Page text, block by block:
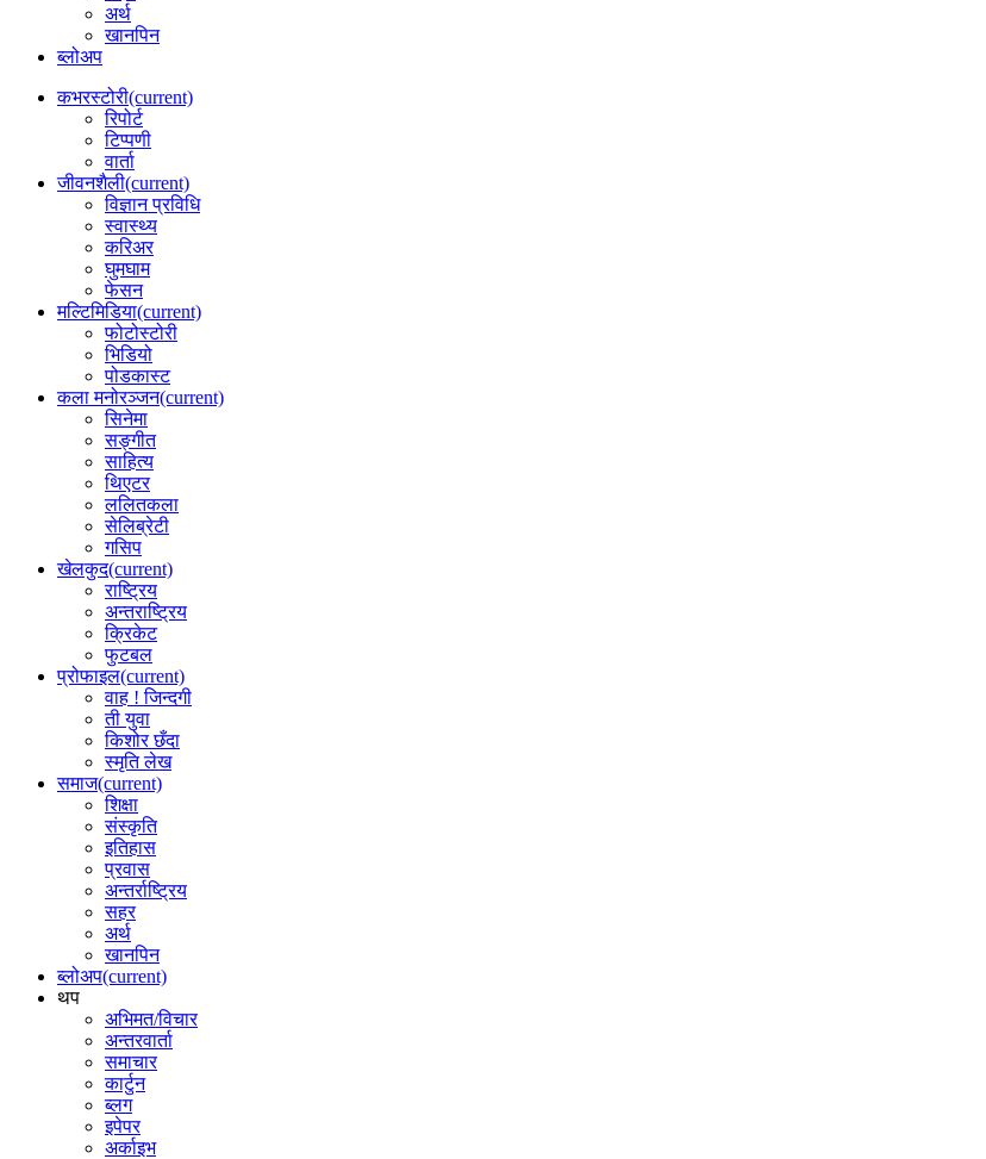
अर्थ
खानपिन
ब्लोअप
कभरस्टोरी(current)
रिपोर्ट
टिप्पणी
वार्ता
जीवनशैली(current)
विज्ञान प्रविधि
स्वास्थ्य
करिअर
घुमघाम
फेसन
मल्टिमिडिया(current)
फोटोस्टोरी
भिडियो
पोडकास्ट
कला मनोरञ्जन(current)
सिनेमा
सङ्गीत
साहित्य
थिएटर
ललितकला
सेलिब्रेटी
गसिप
खेलकुद(current)
राष्ट्रिय
अन्तराष्ट्रिय
क्रिकेट
फुटबल
प्रोफाइल(current)
वाह ! जिन्दगी
ती युवा
किशोर छँदा
स्मृति लेख
समाज(current)
शिक्षा
संस्कृति
इतिहास
प्रवास
अन्तर्राष्ट्रिय
सहर
अर्थ
खानपिन
ब्लोअप(current)
थप
अभिमत/विचार
अन्तरवार्ता
समाचार
कार्टुन
ब्लग
इपेपर
अर्काइभ